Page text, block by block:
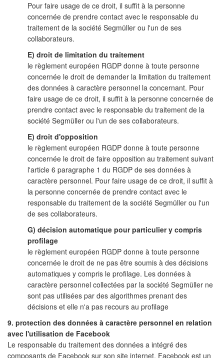
Pour faire usage de ce droit, il suffit à la personne
concernée de prendre contact avec le responsable du
traitement de la société Segmüller ou l'un de ses
collaborateurs.
E) droit de limitation du traitement
le règlement européen RGDP donne à toute personne
concernée le droit de demander la limitation du traitement
des données à caractère personnel la concernant. Pour
faire usage de ce droit, il suffit à la personne concernée de
prendre contact avec le responsable du traitement de la
société Segmüller ou l'un de ses collaborateurs.
E) droit d'opposition
le règlement européen RGDP donne à toute personne
concernée le droit de faire opposition au traitement suivant
l'article 6 paragraphe 1 du RGDP de ses données à
caractère personnel. Pour faire usage de ce droit, il suffit à
la personne concernée de prendre contact avec le
responsable du traitement de la société Segmüller ou l'un
de ses collaborateurs.
G) décision automatique pour particulier y compris
profilage
le règlement européen RGDP donne à toute personne
concernée le droit de ne pas être soumis à des décisions
automatiques y compris le profilage. Les données à
caractère personnel collectées par la société Segmüller ne
sont pas utilisées par des algorithmes prenant des
décisions et elle n'a pas recours au profilage
9. protection des données à caractère personnel en relation
avec l'utilisation de Facebook
Le responsable du traitement des données a intégré des
composants de Facebook sur son site internet. Facebook est un